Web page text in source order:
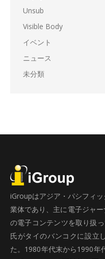
Unsub
Visible Body
イベント
ニュース
未分類
iGroupはアジア・パシフィ
業体であり、主に電子ジャ
の電子コンテンツを取り扱
氏がタイのバンコクに設立
た。1980年代末から1990年